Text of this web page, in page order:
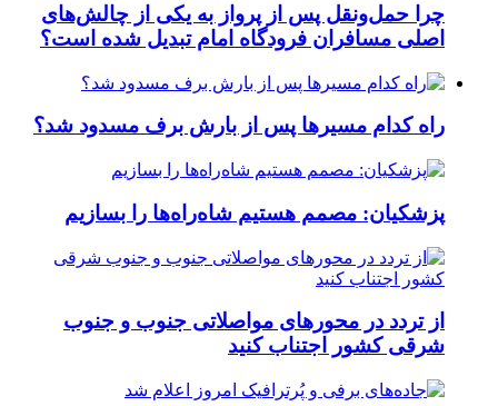
چرا حمل‌ونقل پس از پرواز به یکی از چالش‌های
اصلی مسافران فرودگاه امام تبدیل شده است؟
راه کدام مسیرها پس از بارش برف مسدود شد؟
پزشکیان: مصمم هستیم شاه‌راه‌ها را بسازیم
از تردد در محورهای مواصلاتی جنوب و جنوب
شرقی کشور اجتناب کنید